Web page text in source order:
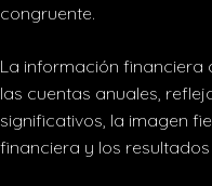
congruente.
La información financiera
las cuentas anuales,
significativos, la imagen
financiera y los